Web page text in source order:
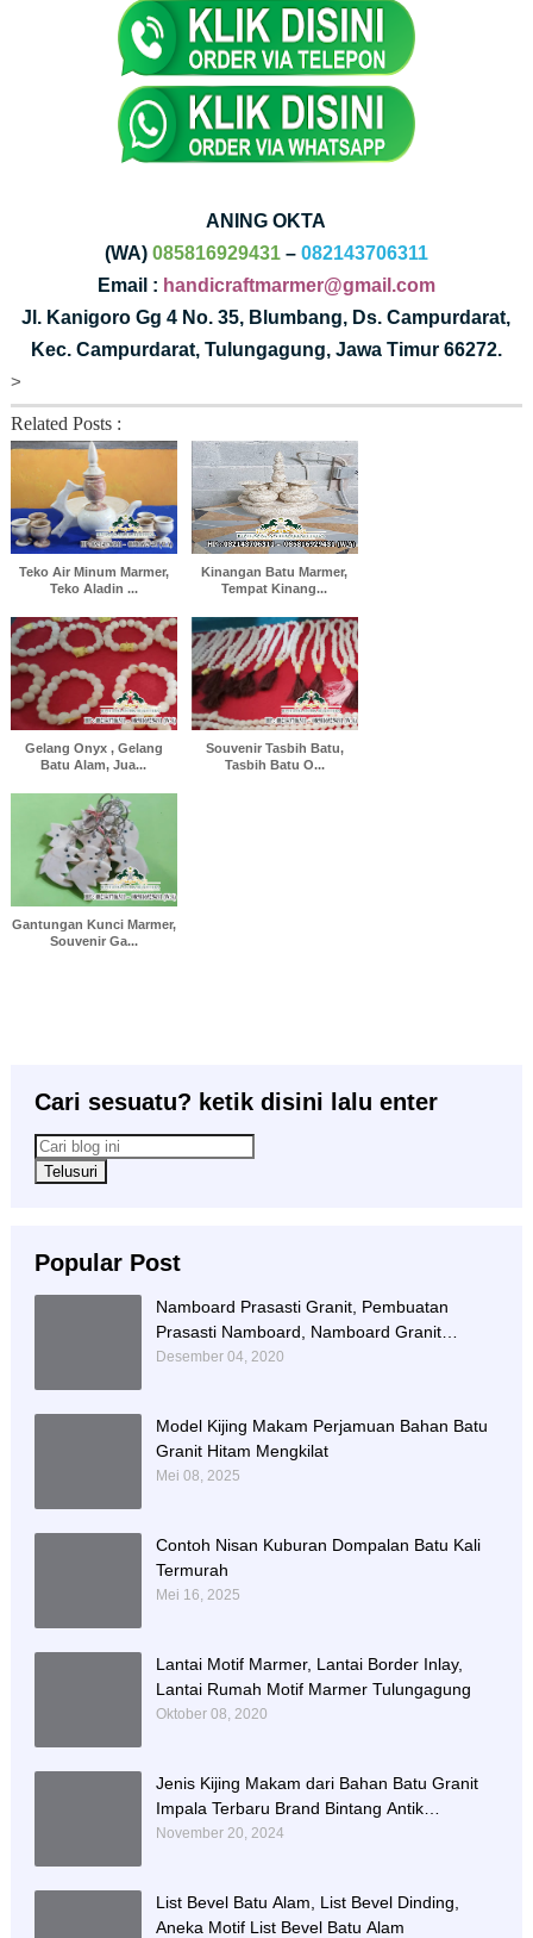
ANING OKTA
(WA) 085816929431– 082143706311
Email : handicraftmarmer@gmail.com
Jl. Kanigoro Gg 4 No. 35, Blumbang, Ds. Campurdarat,
Kec. Campurdarat, Tulungagung, Jawa Timur 66272.
>
Related Posts :
Teko Air Minum Marmer,
Teko Aladin ...
Kinangan Batu Marmer,
Tempat Kinang...
Gelang Onyx , Gelang
Batu Alam, Jua...
Souvenir Tasbih Batu,
Tasbih Batu O...
Gantungan Kunci Marmer,
Souvenir Ga...
Cari sesuatu? ketik disini lalu enter
Popular Post
Namboard Prasasti Granit, Pembuatan
Prasasti Namboard, Namboard Granit
Tulungagung
Desember 04, 2020
Model Kijing Makam Perjamuan Bahan Batu
Granit Hitam Mengkilat
Mei 08, 2025
Contoh Nisan Kuburan Dompalan Batu Kali
Termurah
Mei 16, 2025
Lantai Motif Marmer, Lantai Border Inlay,
Lantai Rumah Motif Marmer Tulungagung
Oktober 08, 2020
Jenis Kijing Makam dari Bahan Batu Granit
Impala Terbaru Brand Bintang Antik
Sejahtera
November 20, 2024
List Bevel Batu Alam, List Bevel Dinding,
Aneka Motif List Bevel Batu Alam